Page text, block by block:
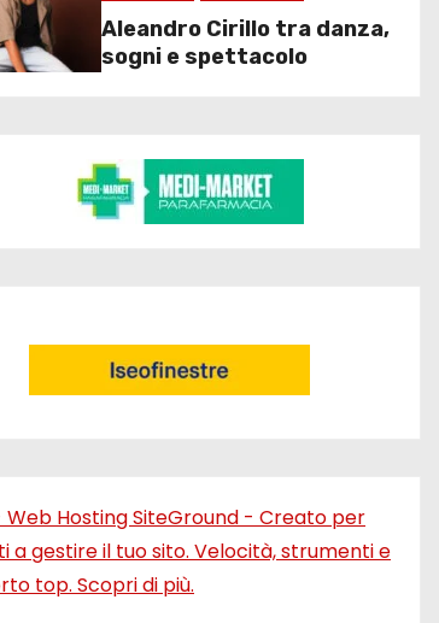
Aleandro Cirillo tra danza,
sogni e spettacolo